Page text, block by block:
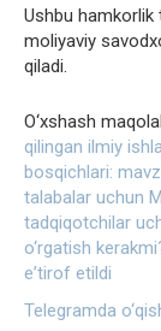
Ushbu hamkorlik
moliyaviy
qiladi.
O‘xshash
qilingan ilmiy
bosqichlari:
talabalar uchun
tadqiqotchilar
o‘rgatish
eʼtirof etildi
Telegramda